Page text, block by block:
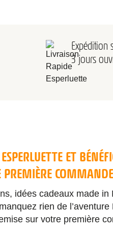
Expédition
3 jours
ET
PREMIÈRE
idées cadeaux made
rien de
sur votre première